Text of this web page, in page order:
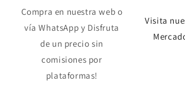
Compra en nuestra web o
vía WhatsApp y Disfruta
de un precio sin
comisiones por
plataformas!
Visita